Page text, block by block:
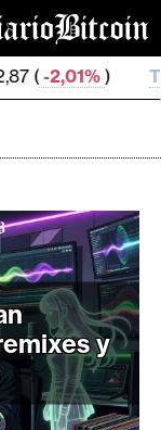
TRX0,326 859 ( -
y